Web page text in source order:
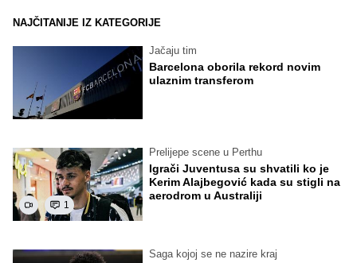
NAJČITANIJE IZ KATEGORIJE
Jačaju tim
Barcelona oborila rekord novim
ulaznim transferom
1
Prelijepe scene u Perthu
Igrači Juventusa su shvatili ko je
Kerim Alajbegović kada su stigli na
aerodrom u Australiji
Saga kojoj se ne nazire kraj